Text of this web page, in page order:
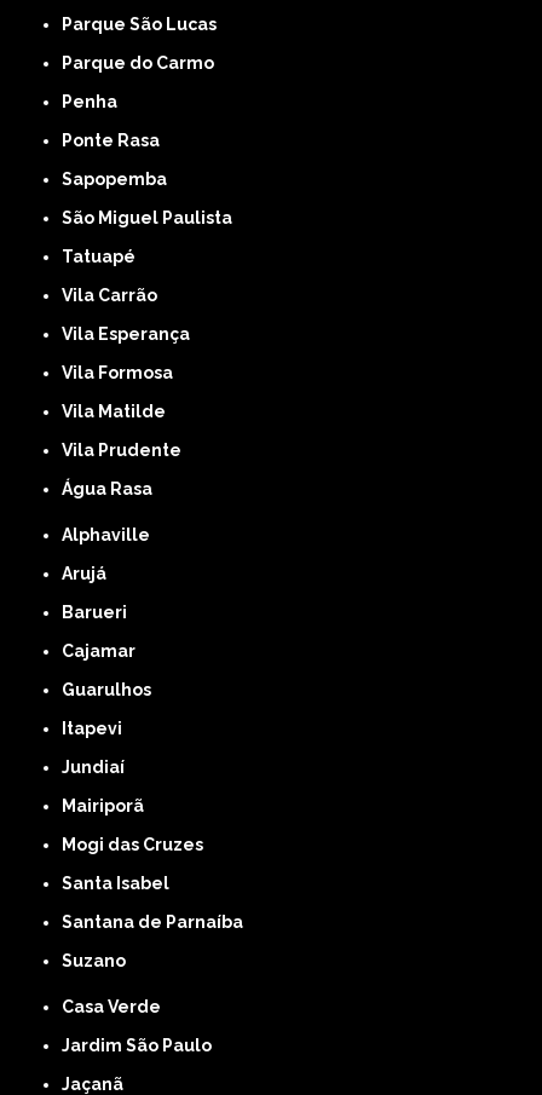
Parque São Lucas
Parque do Carmo
Penha
Ponte Rasa
Sapopemba
São Miguel Paulista
Tatuapé
Vila Carrão
Vila Esperança
Vila Formosa
Vila Matilde
Vila Prudente
Água Rasa
Alphaville
Arujá
Barueri
Cajamar
Guarulhos
Itapevi
Jundiaí
Mairiporã
Mogi das Cruzes
Santa Isabel
Santana de Parnaíba
Suzano
Casa Verde
Jardim São Paulo
Jaçanã